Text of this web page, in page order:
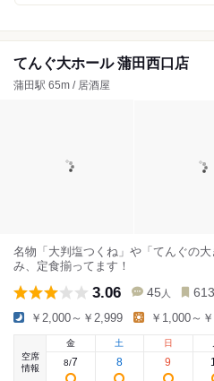
てんぐ大ホール 蒲田西口店
蒲田駅 65m / 居酒屋
名物「大判塩つくね」や「てんぐの
み、定食揃ってます！
3.06 45 人 613
￥2,000～￥2,999 ￥1,000～
空席
情報
金
8/7
土
8
日
9